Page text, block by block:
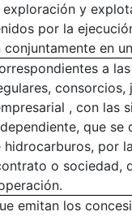
y
por la
conjuntamente en
a
, con las
que
por
o sociedad,
emitan los